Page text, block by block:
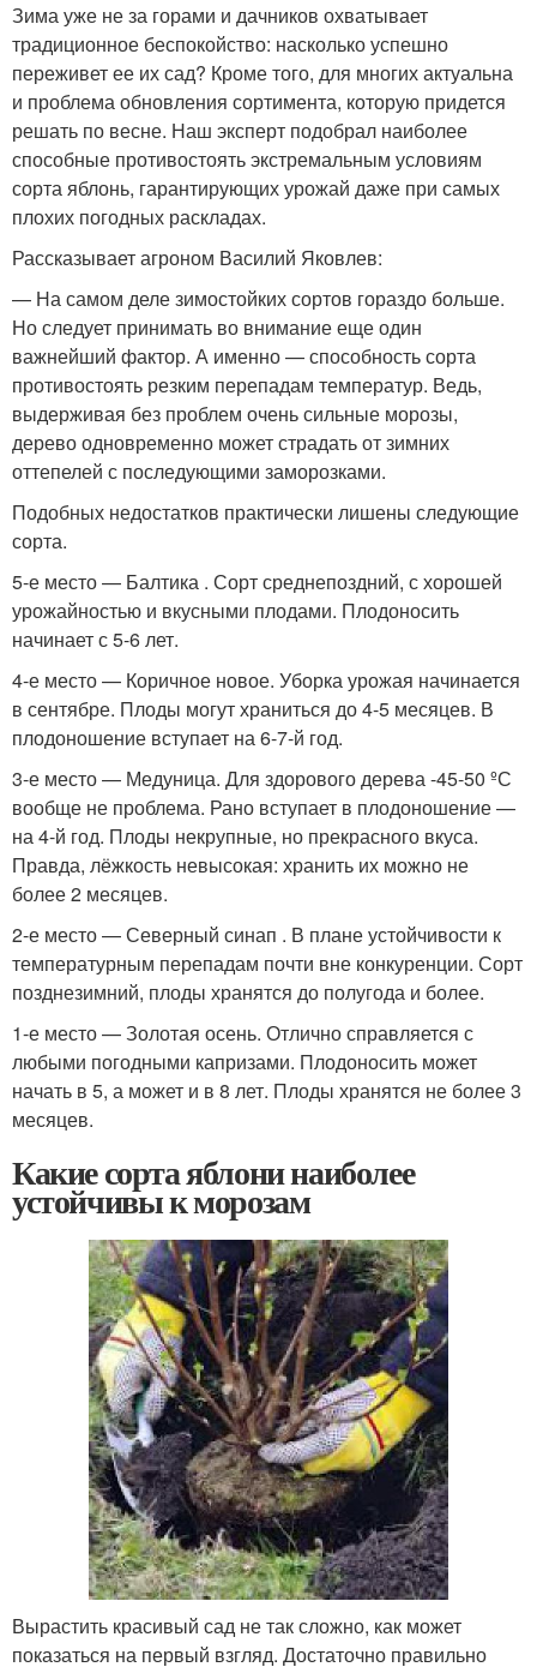
Зима уже не за горами и дачников охватывает
традиционное беспокойство: насколько успешно
переживет ее их сад? Кроме того, для многих актуальна
и проблема обновления сортимента, которую придется
решать по весне. Наш эксперт подобрал наиболее
способные противостоять экстремальным условиям
сорта яблонь, гарантирующих урожай даже при самых
плохих погодных раскладах.
Рассказывает агроном Василий Яковлев:
— На самом деле зимостойких сортов гораздо больше.
Но следует принимать во внимание еще один
важнейший фактор. А именно — способность сорта
противостоять резким перепадам температур. Ведь,
выдерживая без проблем очень сильные морозы,
дерево одновременно может страдать от зимних
оттепелей с последующими заморозками.
Подобных недостатков практически лишены следующие
сорта.
5-е место — Балтика . Сорт среднепоздний, с хорошей
урожайностью и вкусными плодами. Плодоносить
начинает с 5-6 лет.
4-е место — Коричное новое. Уборка урожая начинается
в сентябре. Плоды могут храниться до 4-5 месяцев. В
плодоношение вступает на 6-7-й год.
3-е место — Медуница. Для здорового дерева -45-50 ºС
вообще не проблема. Рано вступает в плодоношение —
на 4-й год. Плоды некрупные, но прекрасного вкуса.
Правда, лёжкость невысокая: хранить их можно не
более 2 месяцев.
2-е место — Северный синап . В плане устойчивости к
температурным перепадам почти вне конкуренции. Сорт
позднезимний, плоды хранятся до полугода и более.
1-е место — Золотая осень. Отлично справляется с
любыми погодными капризами. Плодоносить может
начать в 5, а может и в 8 лет. Плоды хранятся не более 3
месяцев.
Какие сорта яблони наиболее
устойчивы к морозам
Вырастить красивый сад не так сложно, как может
показаться на первый взгляд. Достаточно правильно